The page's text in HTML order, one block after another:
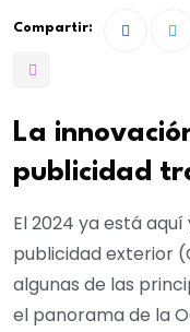
Compartir:
La
publicidad
El 2024 ya está
publicidad exterior
algunas de las
el panorama de la